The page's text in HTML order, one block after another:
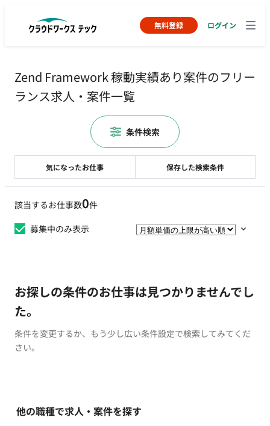
無料登録 ログイン
Zend Framework 稼動実績あり案件のフリー
ランス求人・案件一覧
該当するお仕事数0件
募集中のみ表示
お探しの条件のお仕事は見つかりませんでし
た。
条件を変更するか、もう少し広い条件設定で検索してみてくだ
さい。
他の職種で求人・案件を探す
気になったお仕事 保存した検索条件
条件検索